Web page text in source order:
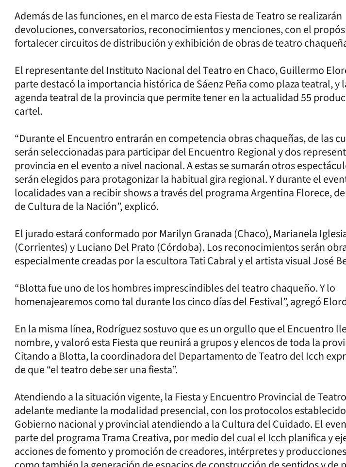
Además de las funciones, en el marco de esta Fiesta de Teatro se realizarán
devoluciones, conversatorios, reconocimientos y menciones, con el
fortalecer circuitos de distribución y exhibición de obras de teatro
El representante del Instituto Nacional del Teatro en Chaco, Guillermo
parte destacó la importancia histórica de Sáenz Peña como plaza teatral, y
agenda teatral de la provincia que permite tener en la actualidad 55
cartel.
“Durante el Encuentro entrarán en competencia obras chaqueñas, de las
serán seleccionadas para participar del Encuentro Regional y dos
provincia en el evento a nivel nacional. A estas se sumarán otros
serán elegidos para protagonizar la habitual gira regional. Y durante el
localidades van a recibir shows a través del programa Argentina Florece,
de Cultura de la Nación”, explicó.
El jurado estará conformado por Marilyn Granada (Chaco), Marianela
(Corrientes) y Luciano Del Prato (Córdoba). Los reconocimientos serán
especialmente creadas por la escultora Tati Cabral y el artista visual José
“Blotta fue uno de los hombres imprescindibles del teatro chaqueño. Y lo
homenajearemos como tal durante los cinco días del Festival”, agregó
En la misma línea, Rodríguez sostuvo que es un orgullo que el Encuentro
nombre, y valoró esta Fiesta que reunirá a grupos y elencos de toda la
Citando a Blotta, la coordinadora del Departamento de Teatro del Icch
de que “el teatro debe ser una fiesta”.
Atendiendo a la situación vigente, la Fiesta y Encuentro Provincial de
adelante mediante la modalidad presencial, con los protocolos
Gobierno nacional y provincial atendiendo a la Cultura del Cuidado. El
parte del programa Trama Creativa, por medio del cual el Icch planifica y
acciones de fomento y promoción de creadores, intérpretes y